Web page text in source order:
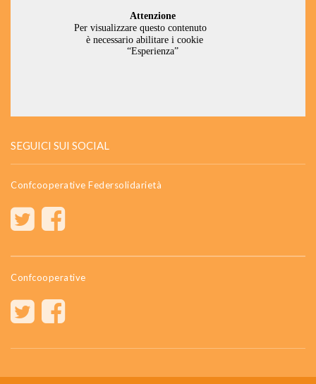
SEGUICI SUI SOCIAL
Confcooperative Federsolidarietà
Confcooperative